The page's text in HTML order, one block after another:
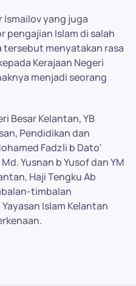
Ismailov yang juga
pengajian Islam di salah
menyatakan rasa
Kerajaan Negeri
menjadi seorang
Besar Kelantan, YB
Pendidikan dan
Fadzli b Dato'
Yusnan b Yusof dan YM
Haji Tengku Ab
timbalan
Islam Kelantan